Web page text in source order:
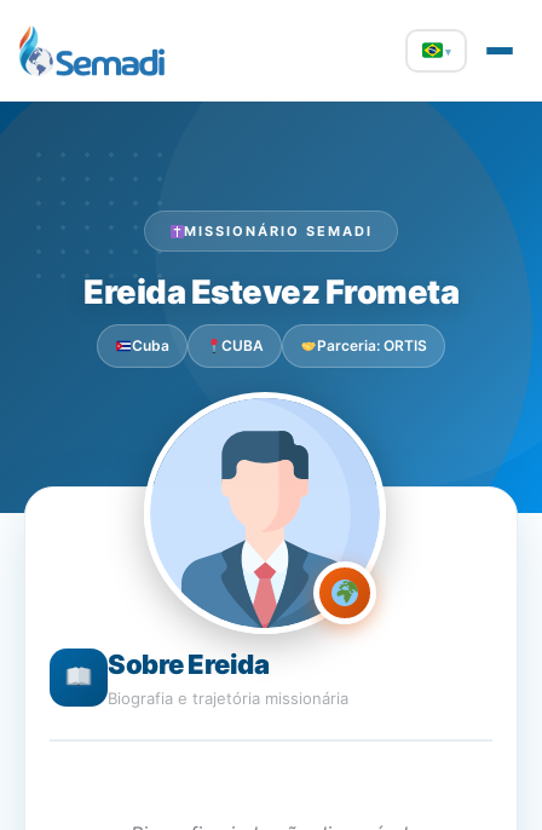
▾
MISSIONÁRIO SEMADI
Ereida Estevez Frometa
Cuba CUBA Parceria: ORTIS
Sobre Ereida
Biografia e trajetória missionária